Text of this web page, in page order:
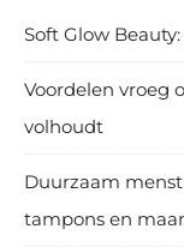
Soft Glow
Voordelen vroeg
volhoudt
Duurzaam
tampons en